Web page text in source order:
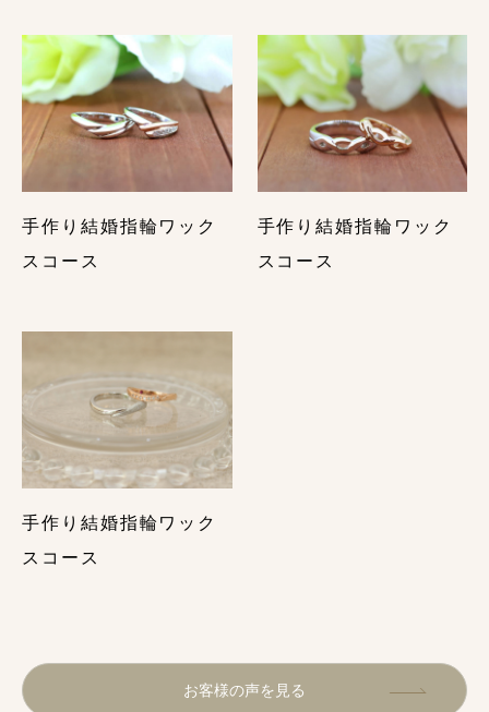
力強いデザインですが、女性らしさも忘れずに新婦様
用は少し細目にお仕立てしております。
セット感とデザインの両方を実現したオリジナルリン
グです。
性的な指輪を作る方法
ゴールドの結婚指輪で後悔しないために購入前に覚え
結婚指輪の「幅」の選び方をプロが解説【後悔しない
７つのポイント】
ペアリングデザイン10選｜カップルで手作りするおす
すめ指輪
手作り結婚指輪ワック
スコース
手作り結婚指輪ワック
スコース
手作り結婚指輪ワック
スコース
お客様の声を見る